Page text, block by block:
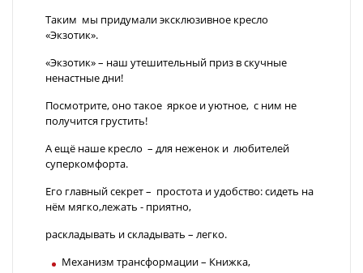
Таким мы придумали эксклюзивное кресло
«Экзотик».
«Экзотик» – наш утешительный приз в скучные
ненастные дни!
Посмотрите, оно такое яркое и уютное, с ним не
получится грустить!
А ещё наше кресло – для неженок и любителей
суперкомфорта.
Его главный секрет – простота и удобство: сидеть на
нём мягко,лежать - приятно,
раскладывать и складывать – легко.
Механизм трансформации – Книжка,